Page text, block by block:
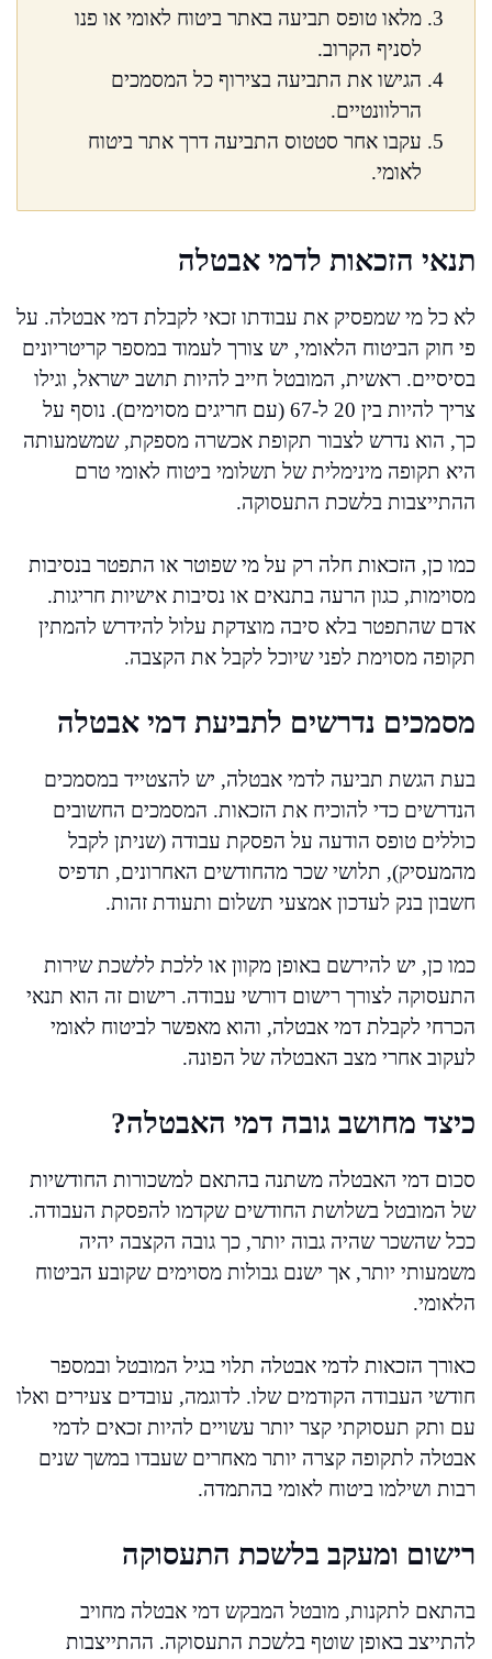
מלאו טופס תביעה באתר ביטוח לאומי או פנו
לסניף הקרוב.
הגישו את התביעה בצירוף כל המסמכים
הרלוונטיים.
עקבו אחר סטטוס התביעה דרך אתר ביטוח
לאומי.
תנאי הזכאות לדמי אבטלה
לא כל מי שמפסיק את עבודתו זכאי לקבלת דמי אבטלה. על
פי חוק הביטוח הלאומי, יש צורך לעמוד במספר קריטריונים
בסיסיים. ראשית, המובטל חייב להיות תושב ישראל, וגילו
צריך להיות בין 20 ל-67 (עם חריגים מסוימים). נוסף על
כך, הוא נדרש לצבור תקופת אכשרה מספקת, שמשמעותה
היא תקופה מינימלית של תשלומי ביטוח לאומי טרם
ההתייצבות בלשכת התעסוקה.
כמו כן, הזכאות חלה רק על מי שפוטר או התפטר בנסיבות
מסוימות, כגון הרעה בתנאים או נסיבות אישיות חריגות.
אדם שהתפטר בלא סיבה מוצדקת עלול להידרש להמתין
תקופה מסוימת לפני שיוכל לקבל את הקצבה.
מסמכים נדרשים לתביעת דמי אבטלה
בעת הגשת תביעה לדמי אבטלה, יש להצטייד במסמכים
הנדרשים כדי להוכיח את הזכאות. המסמכים החשובים
כוללים טופס הודעה על הפסקת עבודה (שניתן לקבל
מהמעסיק), תלושי שכר מהחודשים האחרונים, תדפיס
חשבון בנק לעדכון אמצעי תשלום ותעודת זהות.
כמו כן, יש להירשם באופן מקוון או ללכת ללשכת שירות
התעסוקה לצורך רישום דורשי עבודה. רישום זה הוא תנאי
הכרחי לקבלת דמי אבטלה, והוא מאפשר לביטוח לאומי
לעקוב אחרי מצב האבטלה של הפונה.
כיצד מחושב גובה דמי האבטלה?
סכום דמי האבטלה משתנה בהתאם למשכורות החודשיות
של המובטל בשלושת החודשים שקדמו להפסקת העבודה.
ככל שהשכר שהיה גבוה יותר, כך גובה הקצבה יהיה
משמעותי יותר, אך ישנם גבולות מסוימים שקובע הביטוח
הלאומי.
כאורך הזכאות לדמי אבטלה תלוי בגיל המובטל ובמספר
חודשי העבודה הקודמים שלו. לדוגמה, עובדים צעירים ואלו
עם ותק תעסוקתי קצר יותר עשויים להיות זכאים לדמי
אבטלה לתקופה קצרה יותר מאחרים שעבדו במשך שנים
רבות ושילמו ביטוח לאומי בהתמדה.
רישום ומעקב בלשכת התעסוקה
בהתאם לתקנות, מובטל המבקש דמי אבטלה מחויב
להתייצב באופן שוטף בלשכת התעסוקה. ההתייצבות